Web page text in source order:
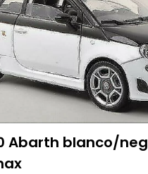
Abarth blanco/